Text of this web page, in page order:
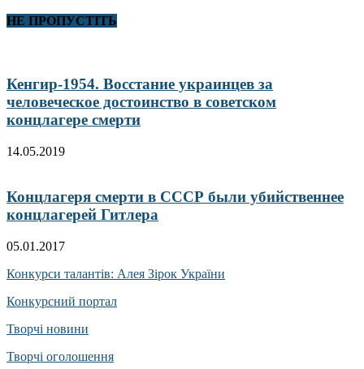
НЕ ПРОПУСТІТЬ
Кенгир-1954. Восстание украинцев за
человеческое достоинство в советском
концлагере смерти
14.05.2019
Концлагеря смерти в СССР были убийственнее
концлагерей Гитлера
05.01.2017
Конкурси талантів: Алея Зірок України
Конкурсний портал
Творчі новини
Творчі оголошення